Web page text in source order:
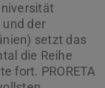
der
setzt das
die Reihe
fort. PRORETA